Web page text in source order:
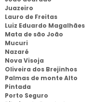
Juazeiro
Lauro de Freitas
Luiz Eduardo Magalhães
Mata de são João
Mucuri
Nazaré
Nova Visoja
Oliveira dos Brejinhos
Palmas de monte Alto
Pintada
Porto Seguro